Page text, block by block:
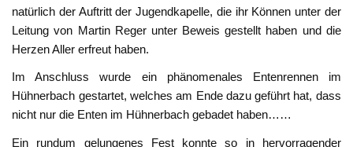
natürlich der Auftritt der Jugendkapelle, die ihr Können unter der
Leitung von Martin Reger unter Beweis gestellt haben und die
Herzen Aller erfreut haben.
Im Anschluss wurde ein phänomenales Entenrennen im
Hühnerbach gestartet, welches am Ende dazu geführt hat, dass
nicht nur die Enten im Hühnerbach gebadet haben……
Ein rundum gelungenes Fest konnte so in hervorragender